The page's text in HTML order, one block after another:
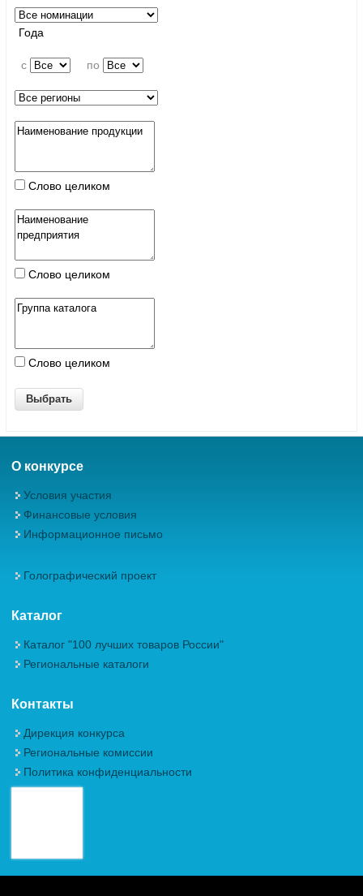
Года
c по
Слово целиком
Слово целиком
Слово целиком
О конкурсе
Условия участия
Финансовые условия
Информационное письмо
Голографический проект
Каталог
Каталог "100 лучших товаров России"
Региональные каталоги
Контакты
Дирекция конкурса
Региональные комиссии
Политика конфиденциальности